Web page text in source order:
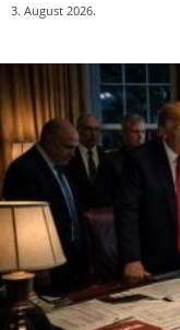
3. August 2026.